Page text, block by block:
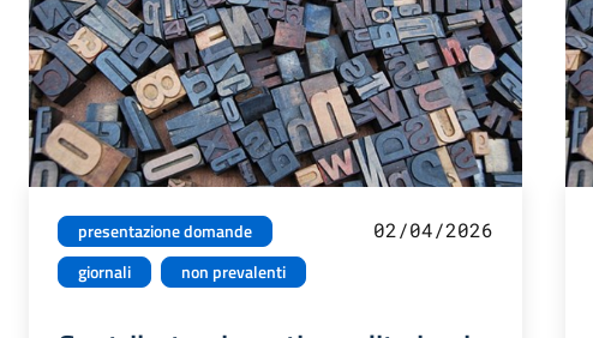
presentazione domande
giornali
non prevalenti
02/04/2026